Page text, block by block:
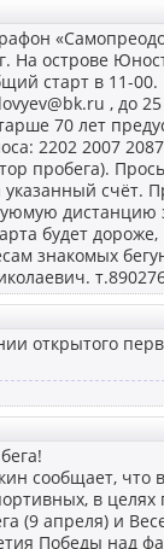
На острове
старт в 11-
, до
70 лет
2202 2007
пробега).
счёт.
дистанцию
будет
знакомых
открытого
сообщает, что
в
(9 апреля) и
Победы над